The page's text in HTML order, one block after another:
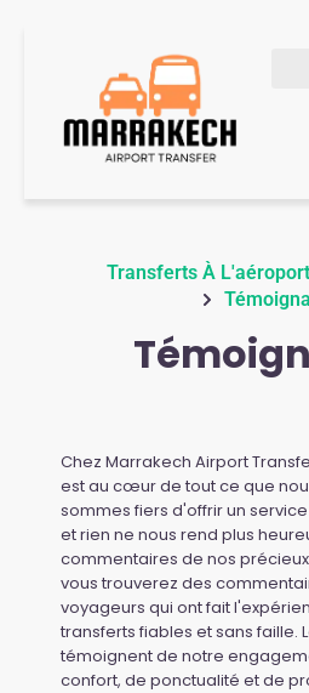
Transferts À
Chez Marrakech Airport
est au cœur de tout ce que
sommes fiers d'offrir un
et rien ne nous rend plus
commentaires de nos
vous trouverez des
voyageurs qui ont fait
transferts fiables et sans faille.
témoignent de notre
confort, de ponctualité et de